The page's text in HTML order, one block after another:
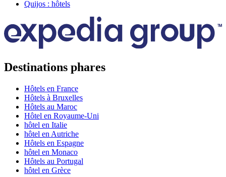
Quijos : hôtels
Destinations phares
Hôtels en France
Hôtels à Bruxelles
Hôtels au Maroc
Hôtel en Royaume-Uni
hôtel en Italie
hôtel en Autriche
Hôtels en Espagne
hôtel en Monaco
Hôtels au Portugal
hôtel en Grèce